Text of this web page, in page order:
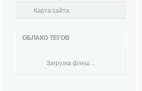
Карта сайта
ОБЛАКО ТЕГОВ
Загрузка флеш...